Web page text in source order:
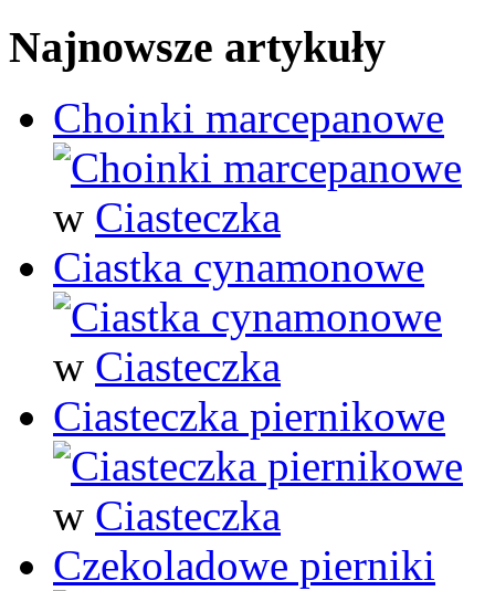
Najnowsze artykuły
Choinki marcepanowe
w Ciasteczka
Ciastka cynamonowe
w Ciasteczka
Ciasteczka piernikowe
w Ciasteczka
Czekoladowe pierniki